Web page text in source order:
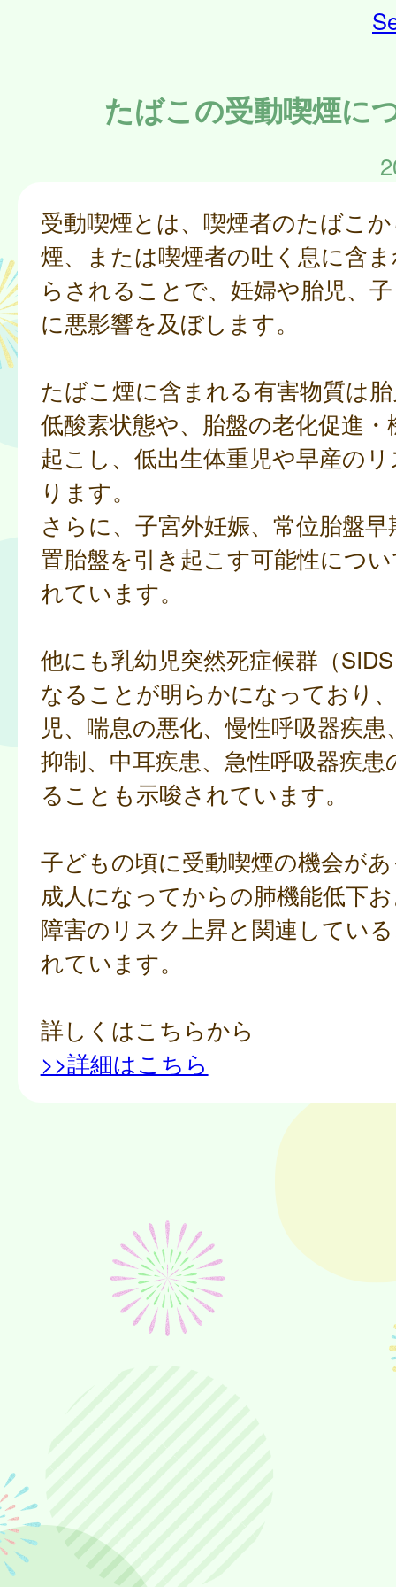
たばこの受動喫煙に
受動喫煙とは、喫煙者のたばこ
煙、または喫煙者の吐く息に含
らされることで、妊婦や胎児、
に悪影響を及ぼします。
たばこ煙に含まれる有害物質は
低酸素状態や、胎盤の老化促進・
起こし、低出生体重児や早産の
ります。
さらに、子宮外妊娠、常位胎盤
置胎盤を引き起こす可能性につ
れています。
他にも乳幼児突然死症候群（
なることが明らかになっており
児、喘息の悪化、慢性呼吸器疾患
抑制、中耳疾患、急性呼吸器疾患
ることも示唆されています。
子どもの頃に受動喫煙の機会が
成人になってからの肺機能低下
障害のリスク上昇と関連してい
れています。
詳しくはこちらから
>>詳細はこちら